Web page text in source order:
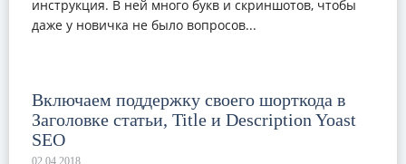
инструкция. В ней много букв и скриншотов, чтобы
даже у новичка не было вопросов...
Включаем поддержку своего шорткода в
Заголовке статьи, Title и Description Yoast
SEO